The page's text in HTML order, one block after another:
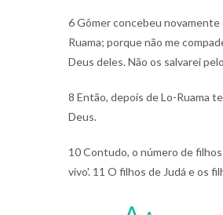
6 Gômer concebeu novamente
Ruama; porque não me
Deus deles. Não os salvarei
8 Então, depois de Lo-Ruama
Deus.
10 Contudo, o número de
vivo'. 11 O filhos de Judá e os